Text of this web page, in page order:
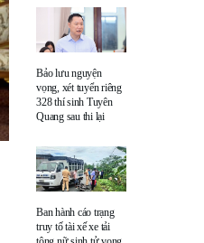
Bảo lưu nguyện
vọng, xét tuyển riêng
328 thí sinh Tuyên
Quang sau thi lại
Ban hành cáo trạng
truy tố tài xế xe tải